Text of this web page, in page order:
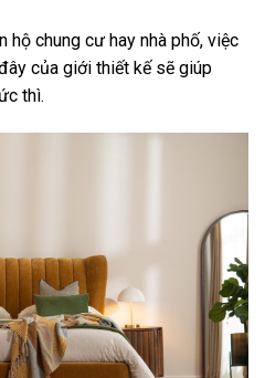
hộ chung cư hay nhà phố, việc
của giới thiết kế sẽ giúp
thì.